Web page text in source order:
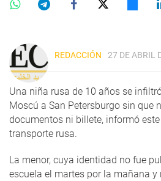
REDACCIÓN 27 DE ABRIL
Una niña rusa de 10 años se
Moscú a San Petersburgo sin que
documentos ni billete, informó
transporte rusa.
La menor, cuya identidad no fue
escuela el martes por la mañana y